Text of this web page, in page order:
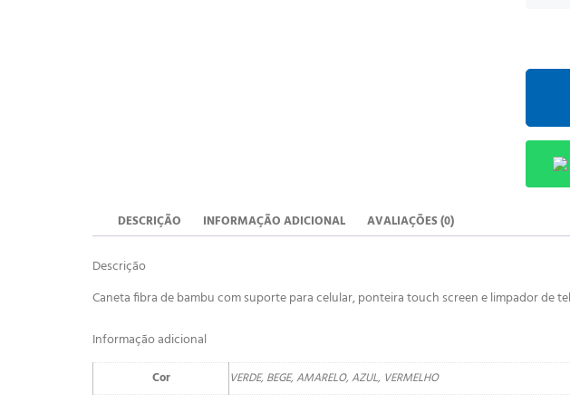
DESCRIÇÃO INFORMAÇÃO ADICIONAL AVALIAÇÕES (0)
Descrição
Caneta fibra de bambu com suporte para celular, ponteira touch screen e limpador de
Informação adicional
Cor VERDE, BEGE, AMARELO, AZUL, VERMELHO